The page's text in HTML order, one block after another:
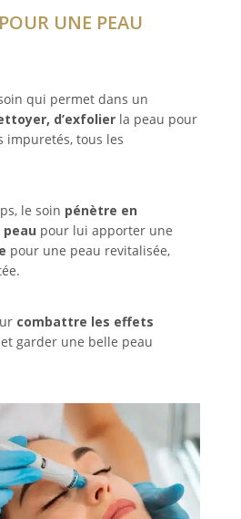
UNE PEAU
qui permet dans un
d’exfolierla peau pour
impuretés, tous les
le soin pénètre en
pour lui apporter une
pour une peau revitalisée,
combattre les effets
garder une belle peau